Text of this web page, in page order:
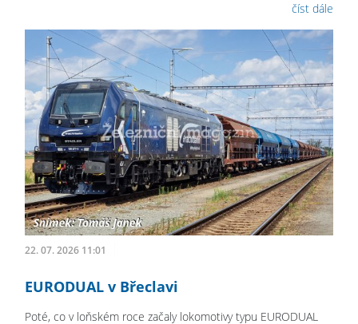
číst dále
22. 07. 2026 11:01
EURODUAL v Břeclavi
Poté, co v loňském roce začaly lokomotivy typu EURODUAL